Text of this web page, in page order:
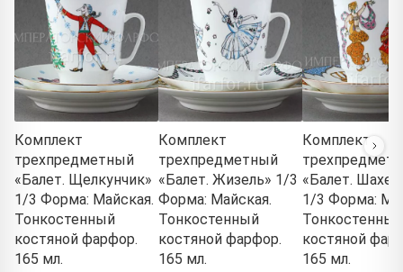
Комплект
трехпредметный
«Балет. Щелкунчик»
1/3 Форма: Майская.
Тонкостенный
костяной фарфор.
165 мл.
Комплект
трехпредметный
«Балет. Жизель» 1/3
Форма: Майская.
Тонкостенный
костяной фарфор.
165 мл.
Комплект
«Балет.
1/3 Форма:
Тонкостенный
костяной
165 мл.